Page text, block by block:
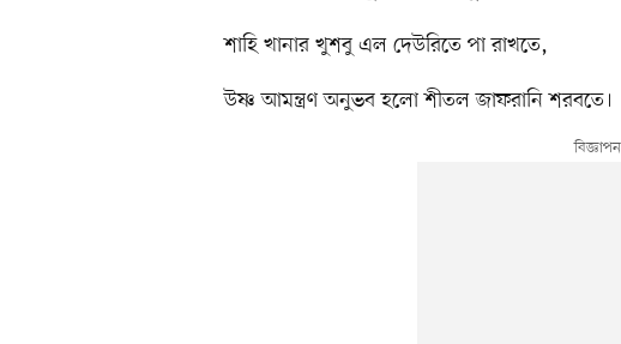
শাহি খানার খুশবু এল দেউরিতে পা রাখতে,
উষ্ণ আমন্ত্রণ অনুভব হলো শীতল জাফরানি শরবতে।